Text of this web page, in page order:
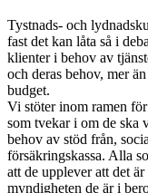
Tystnads- och
fast det kan låta så i
klienter i behov av
och deras behov, mer
budget.
Vi stöter inom ramen
som tvekar i om de ska
behov av stöd från,
försäkringskassa. Alla
att de upplever att det
myndigheten de är i